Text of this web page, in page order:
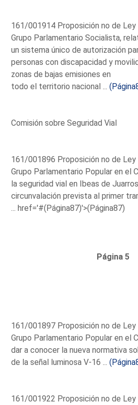
161/001914 Proposición no de
Grupo Parlamentario Socialista,
un sistema único de autorización
personas con discapacidad y
zonas de bajas emisiones en
todo el territorio nacional ...
Comisión sobre Seguridad Vial
161/001896 Proposición no de
Grupo Parlamentario Popular en el
la seguridad vial en Ibeas de
circunvalación prevista al primer
...href='#(Página87)'>(Página87)
Página 5
161/001897 Proposición no de
Grupo Parlamentario Popular en el
dar a conocer la nueva normativa
de la señal luminosa V-16 ...
161/001922 Proposición no de